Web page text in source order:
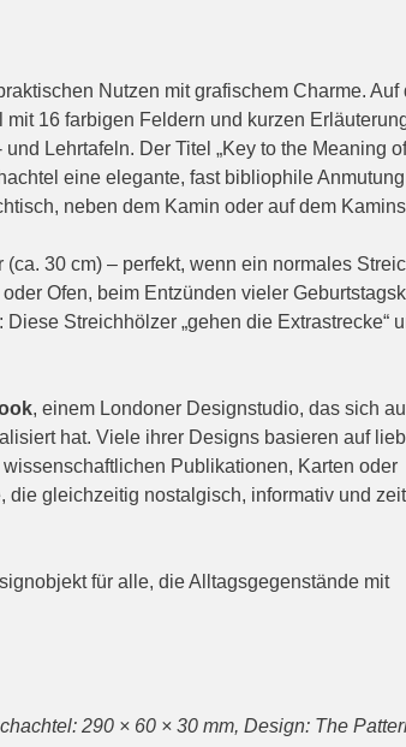
Nutzen mit grafischem Charme. Auf
16 farbigen Feldern und kurzen
Lehrtafeln. Der Titel „Key to the Meaning of
eine elegante, fast bibliophile
neben dem Kamin oder auf dem
30 cm) – perfekt, wenn ein normales
Ofen, beim Entzünden vieler
Streichhölzer „gehen die Extrastrecke“
, einem Londoner Designstudio, das sich
hat. Viele ihrer Designs basieren auf
Publikationen, Karten oder
gleichzeitig nostalgisch, informativ und
für alle, die Alltagsgegenstände mit
290 × 60 × 30 mm, Design: The